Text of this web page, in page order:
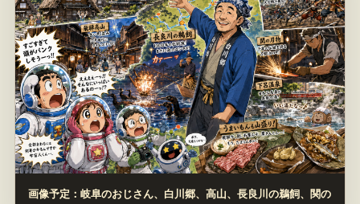
画像予定：岐阜のおじさん、白川郷、高山、長良川の鵜飼、関の